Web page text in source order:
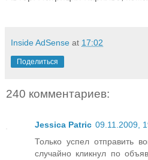
Inside AdSense at 17:02
Поделиться
240 комментариев:
Jessica Patric 09.11.2009,
Только успел отправить
случайно кликнул по